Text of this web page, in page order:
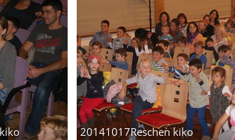
20141017Reschen kiko